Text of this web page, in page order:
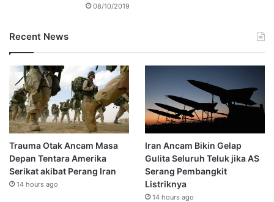
08/10/2019
Recent News
Trauma Otak Ancam Masa
Depan Tentara Amerika
Serikat akibat Perang Iran
14 hours ago
Iran Ancam Bikin Gelap
Gulita Seluruh Teluk jika AS
Serang Pembangkit
Listriknya
14 hours ago